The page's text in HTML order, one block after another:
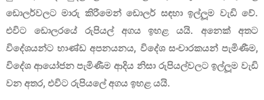
ඩොලර්වලට මාරු කිරීමෙන් ඩොලර් සඳහා ඉල්ලූම වැඩි වේ.
එවිට ඩොලරයේ රුපියල් අගය ඉහළ යයි. අනෙක් අතට
විදේශයන්ට භාණ්ඩ අපනයනය, විදේශ සංචාරකයන් පැමිණීම,
විදේශ ආයෝජන පැමිණීම ආදිය නිසා රුපියල්වලට ඉල්ලූම වැඩි
වන අතර, එවිට රුපියලේ අගය ඉහළ යයි.